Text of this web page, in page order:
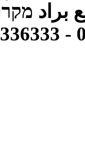
براد